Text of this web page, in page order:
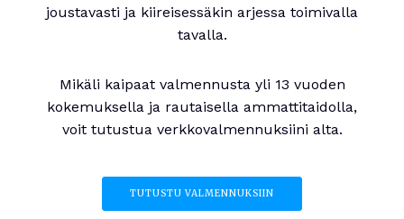
joustavasti ja kiireisessäkin arjessa toimivalla
tavalla.
Mikäli kaipaat valmennusta yli 13 vuoden
kokemuksella ja rautaisella ammattitaidolla,
voit tutustua verkkovalmennuksiini alta.
TUTUSTU VALMENNUKSIIN